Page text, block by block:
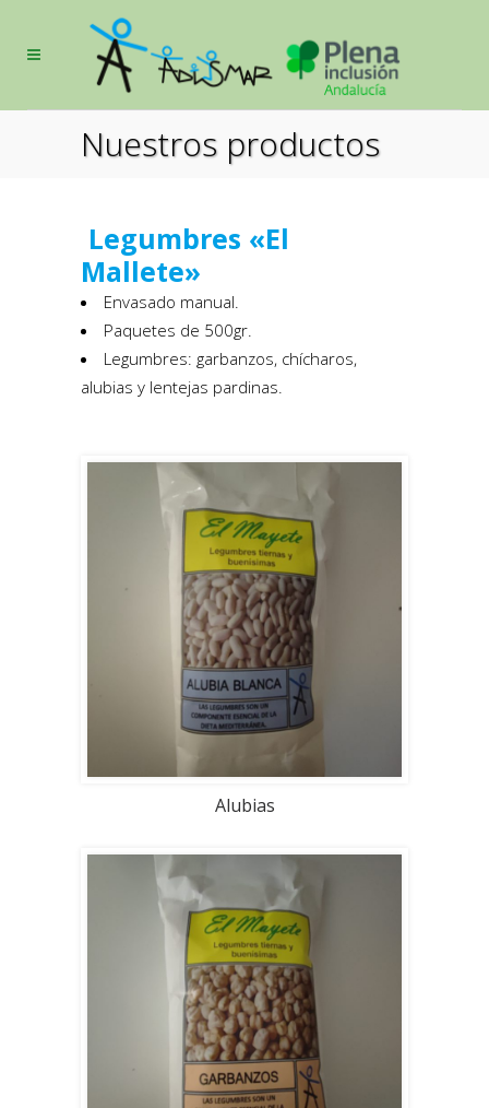
Nuestros productos
Legumbres «El
Mallete»
Envasado manual.
Paquetes de 500gr.
Legumbres: garbanzos, chícharos,
alubias y lentejas pardinas.
Alubias